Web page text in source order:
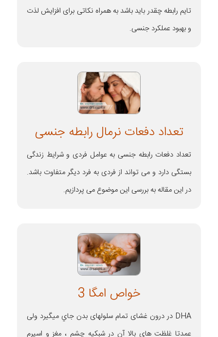
تایم رابطه چقدر باید باشد به همراه نکاتی برای افزایش لذت
و بهبود عملکرد جنسی.
تعداد دفعات نرمال رابطه جنسی
تعداد دفعات رابطه جنسی به عوامل فردی و شرایط زندگی
بستگی دارد و می تواند از فردی به فرد دیگر متفاوت باشد.
در این مقاله به بررسی این موضوع می پردازیم.
خواص امگا 3
DHA در درون غشای تمام سلولهای بدن جاي ميگيرد ولی
عمدتا غلظت های بالا آن در شبكيه چشم ، مغز و اسپرم